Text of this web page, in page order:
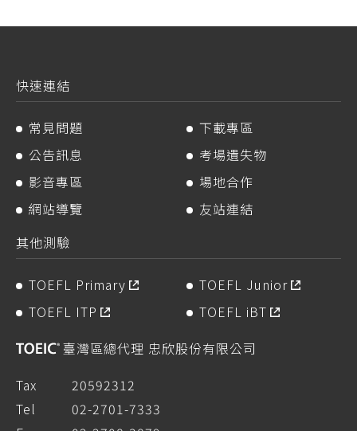
快速連結
常見問題
下載專區
公告訊息
考場遺失物
影音專區
場地合作
網站導覽
友站連結
其他測驗
TOEFL Primary
TOEFL Junior
TOEFL ITP
TOEFL iBT
臺灣區總代理 忠欣股份有限公司
Tax
20592312
Tel
02-2701-7333